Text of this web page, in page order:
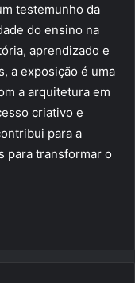
testemunho da
do ensino na
aprendizado e
a exposição é uma
a arquitetura em
criativo e
para a
para transformar o